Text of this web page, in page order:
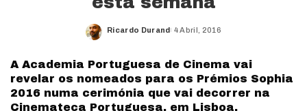
Posted
Ricardo Durand 4 Abril, 2016
A Academia Portuguesa de Cinema vai
revelar os nomeados para os Prémios Sophia
2016 numa cerimónia que vai decorrer na
Cinemateca Portuguesa, em Lisboa.